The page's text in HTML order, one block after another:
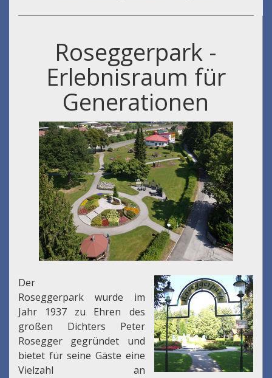
Roseggerpark -
Erlebnisraum für
Generationen
Der
Roseggerpark wurde im
Jahr 1937 zu Ehren des
großen Dichters Peter
Rosegger gegründet und
bietet für seine Gäste eine
Vielzahl an